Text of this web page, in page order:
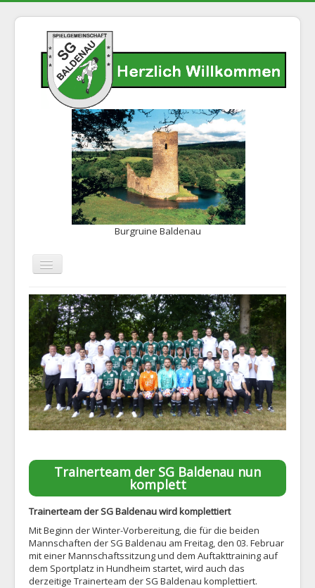
Burgruine Baldenau
Navigation
Home
1. Mannschaft
2. Mannschaft
AH
Statistiken
Die SG
Neuigkeiten
Datenschutz
Impressum
Trainerteam der SG Baldenau nun
komplett
Trainerteam der SG Baldenau wird komplettiert
Mit Beginn der Winter-Vorbereitung, die für die beiden
Mannschaften der SG Baldenau am Freitag, den 03. Februar
mit einer Mannschaftssitzung und dem Auftakttraining auf
dem Sportplatz in Hundheim startet, wird auch das
derzeitige Trainerteam der SG Baldenau komplettiert.